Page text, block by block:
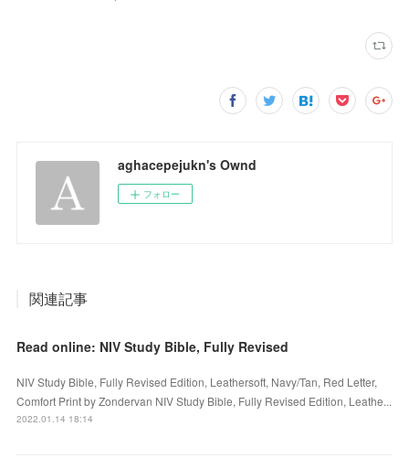
aghacepejukn's Ownd
フォロー
関連記事
Read online: NIV Study Bible, Fully Revised
NIV Study Bible, Fully Revised Edition, Leathersoft, Navy/Tan, Red Letter,
Comfort Print by Zondervan NIV Study Bible, Fully Revised Edition, Leathe...
2022.01.14 18:14